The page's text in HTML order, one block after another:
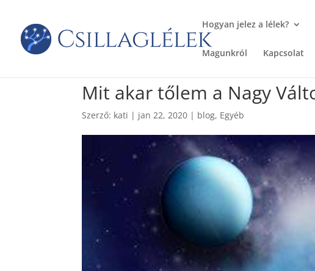
Hogyan jelez a lélek?
Magunkról Kapcsolat
Mit akar tőlem a Nagy
Szerző: kati | jan 22, 2020 | blog, Egyéb